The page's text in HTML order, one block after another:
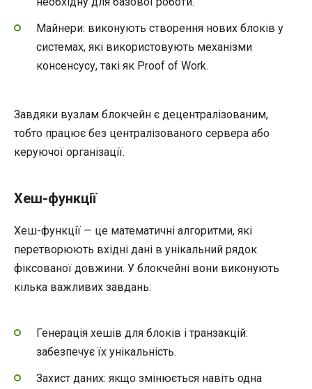
Майнери: виконують створення нових блоків у
системах, які використовують механізми
консенсусу, такі як Proof of Work.
Завдяки вузлам блокчейн є децентралізованим,
тобто працює без централізованого сервера або
керуючої організації.
Хеш-функції
Хеш-функції — це математичні алгоритми, які
перетворюють вхідні дані в унікальний рядок
фіксованої довжини. У блокчейні вони виконують
кілька важливих завдань:
Генерація хешів для блоків і транзакцій:
забезпечує їх унікальність.
Захист даних: якщо змінюється навіть одна